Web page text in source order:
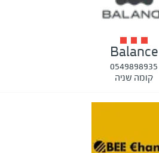
Balance
0549898935
קומה שניה